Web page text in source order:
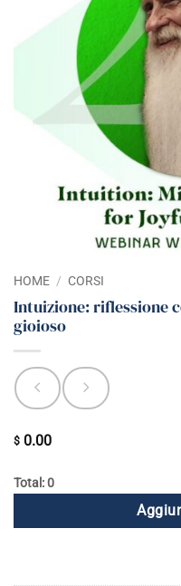
HOME / CORSI
Intuizione: riflessione
gioioso
$ 0.00
Total: 0